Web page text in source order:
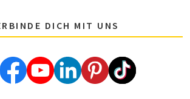
DICH MIT UNS